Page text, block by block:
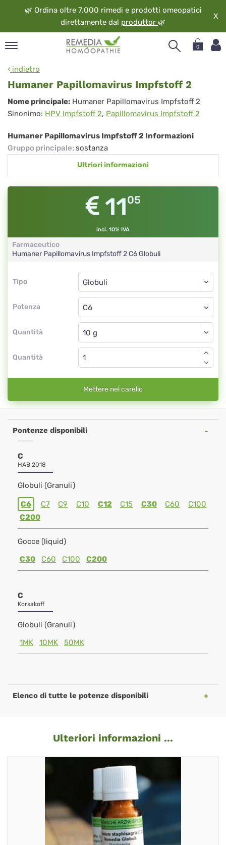
🌿 Ordina oltre 7.000 rimedi e prodotti omeopatici
direttamente dal produttor 🌿
X
0
indietro
Humaner Papillomavirus Impfstoff 2
Humaner
Papillomavirus
Impfstoff
2
Nome principale: Humaner Papillomavirus Impfstoff 2
Sinonimo: HPV Impfstoff 2, Papillomavirus Impfstoff 2
Humaner Papillomavirus Impfstoff 2 Informazioni
Gruppo principale: sostanza
Ultriori informazioni
1105
incl. 10% IVA
Farmaceutico
Humaner Papillomavirus Impfstoff 2C6Globuli
Tipo
Tipo
Potenza
Globuli
C6
Quantità
Globuli
Quantità
Mettere nel carello
Pontenze disponibili
C
HAB 2018
Globuli (Granuli)
C6 C7 C9 C10 C12 C15 C30 C60
C100
C200
Gocce (liquid)
C30
C60 C100 C200
C
Korsakoff
Globuli (Granuli)
1MK
10MK 50MK
Elenco di tutte le potenze disponibili
Ulteriori informazioni ...